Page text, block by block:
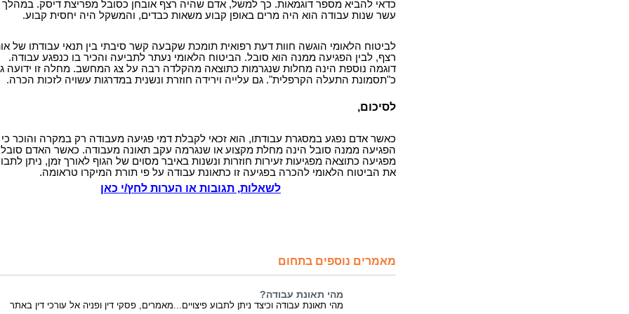
כדאי להביא מספר דוגמאות. כך למשל, אדם שהיה רצף אובחן כסובל מפריצת דיסק. במהלך
עשר שנות עבודה הוא היה מרים באופן קבוע משאות כבדים, והמשקל היה יחסית קבוע.
לביטוח הלאומי הוגשה חוות דעת רפואית תומכת שקבעה קשר סיבתי בין תנאי עבודתו של
רצף, לבין הפגיעה ממנה הוא סובל. הביטוח הלאומי נעתר לתביעה והכיר בו כנפגע עבודה.
דוגמה נוספת הינה מחלות שנגרמות כתוצאה מהקלדה רבה על צג המחשב. מחלה זו ידועה
כ"תסמונת התעלה הקרפלית". גם עלייה וירידה חוזרת ונשנית במדרגות עשויה לזכות הכרה.
לסיכום,
כאשר אדם נפגע במסגרת עבודתו, הוא זכאי לקבלת דמי פגיעה מעבודה רק במקרה והוכר כי
הפגיעה ממנה סובל הינה מחלת מקצוע או שנגרמה עקב תאונה מעבודה. כאשר האדם סובל
מפגיעה כתוצאה מפגיעות זעירות חוזרות ונשנות באיבר מסוים של הגוף לאורך זמן, ניתן
את הביטוח הלאומי להכרה בפגיעה זו כתאונת עבודה על פי תורת המיקרו טראומה.
לשאלות, תגובות או הערות לחץ/י כאן
מאמרים נוספים בתחום
מהי תאונת עבודה?
מהי תאונת עבודה וכיצד ניתן לתבוע פיצויים...מאמרים, פסקי דין ופניה אל עורכי דין באתר